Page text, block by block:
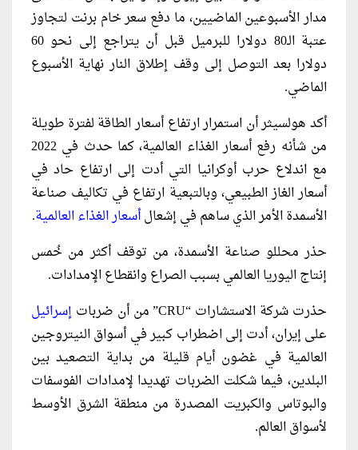
مدار الأسبوعين الماضيين، ما دفع سعر خام برنت لتجاوز
عتبة الـ80 دولارا للبرميل قبل أن يتراجع إلى نحو 60
دولارا بعد التوصل إلى وقف إطلاق النار نهاية الأسبوع
الماضي.
أكد هولسيثر أن استمرار ارتفاع أسعار الطاقة لفترة طويلة
من شأنه رفع أسعار الغذاء العالمية، كما حدث في 2022
مع اندلاع حرب أوكرانيا التي أدت إلى ارتفاع حاد في
أسعار الغاز الطبيعي، وبالتبعية ارتفاع في تكاليف صناعة
الأسمدة الأمر الذي ساهم في إشعالأسعار الغذاء العالمية.
حذر محللو صناعة الأسمدة، من توقف أكثر من خُمس
إنتاج اليوريا العالمي بسبب الصراع وانقطاع الإمدادات.
حذرت شركة الاستشارات “CRU” من أن ضربات
إسرائيل
على إيران، أدت إلى اضطراب كبير في أسواق النيتروجين
العالمية في غضون أيام قليلة من بداية التصعيد بين
البلدين، فيما شكلت الضربات تهديدا لإمدادات الفوسفات
والبوتاس والكبريت المصدرة من منطقة الشرق الأوسط
لأسواق العالم.